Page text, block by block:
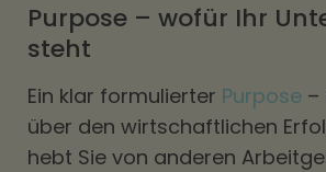
Purpose – wofür Ihr
steht
Ein klar formulierter Purpose –
über den wirtschaftlichen
hebt Sie von anderen